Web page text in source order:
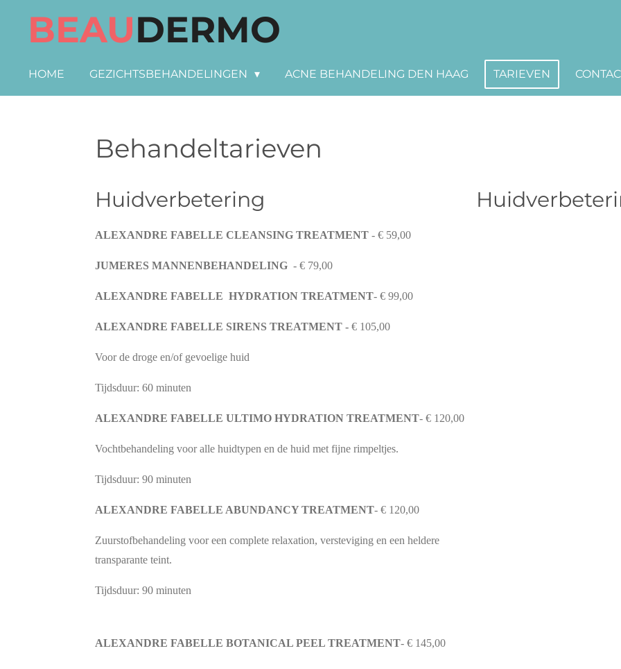
hoofdinhoud
BEAUDERMO
HOME GEZICHTSBEHANDELINGEN ACNE BEHANDELING DEN HAAG TARIEVEN
Behandeltarieven
Huidverbetering Huidverbetering
ALEXANDRE FABELLE CLEANSING TREATMENT - € 59,00
JUMERES MANNENBEHANDELING - € 79,00
ALEXANDRE FABELLE HYDRATION TREATMENT- € 99,00
ALEXANDRE FABELLE SIRENS TREATMENT - € 105,00
Voor de droge en/of gevoelige huid
Tijdsduur: 60 minuten
ALEXANDRE FABELLE ULTIMO HYDRATION TREATMENT- € 120,00
Vochtbehandeling voor alle huidtypen en de huid met fijne rimpeltjes.
Tijdsduur: 90 minuten
ALEXANDRE FABELLE ABUNDANCY TREATMENT- € 120,00
Zuurstofbehandeling voor een complete relaxation, versteviging en een heldere
transparante teint.
Tijdsduur: 90 minuten
ALEXANDRE FABELLE BOTANICAL PEEL TREATMENT- € 145,00